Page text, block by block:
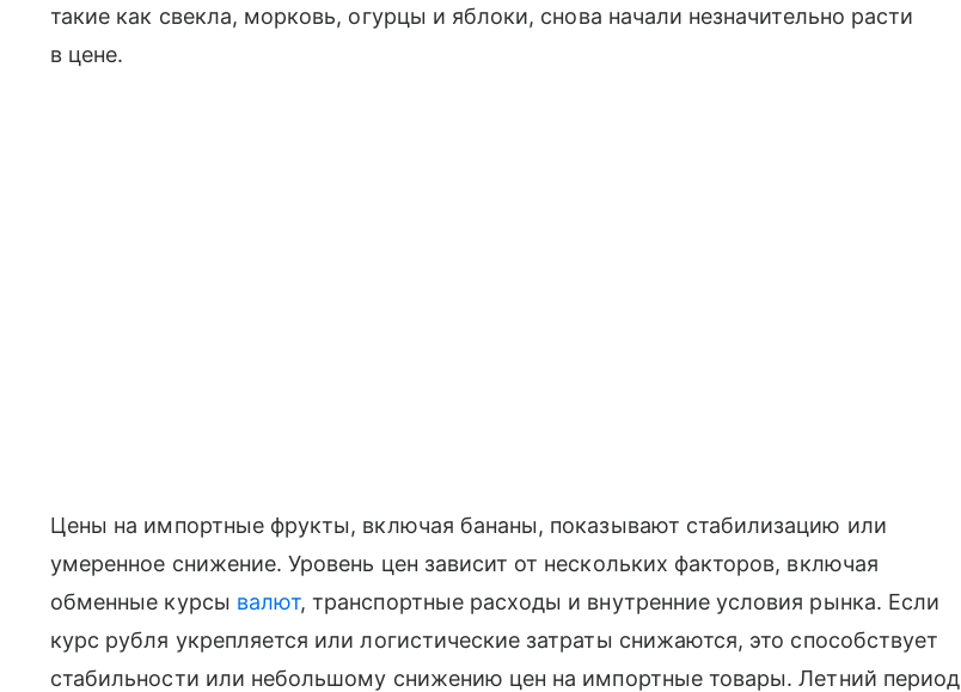
такие как свекла, морковь, огурцы и яблоки, снова начали незначительно расти
в цене.
Цены на импортные фрукты, включая бананы, показывают стабилизацию или
умеренное снижение. Уровень цен зависит от нескольких факторов, включая
обменные курсы валют, транспортные расходы и внутренние условия рынка. Если
курс рубля укрепляется или логистические затраты снижаются, это способствует
стабильности или небольшому снижению цен на импортные товары. Летний период